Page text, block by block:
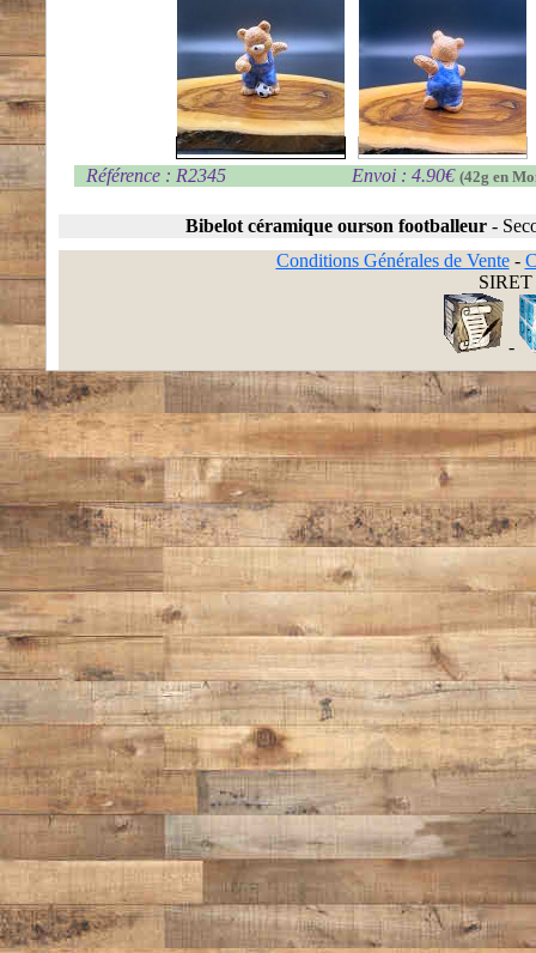
Référence : R2345 Envoi : 4.90€ (42g en
Bibelot céramique ourson footballeur -
Conditions Générales de Vente-
SIRET
-